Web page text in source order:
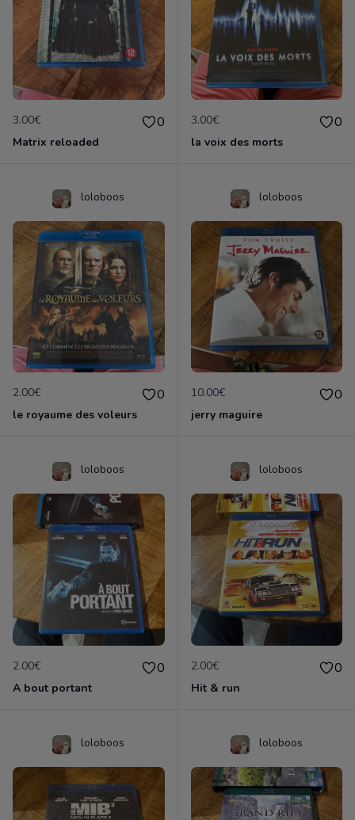
3.00€ 0
Matrix reloaded
3.00€ 0
la voix des morts
loloboos
2.00€ 0
le royaume des voleurs
loloboos
10.00€ 0
jerry maguire
loloboos
2.00€ 0
A bout portant
loloboos
2.00€ 0
Hit & run
loloboos loloboos